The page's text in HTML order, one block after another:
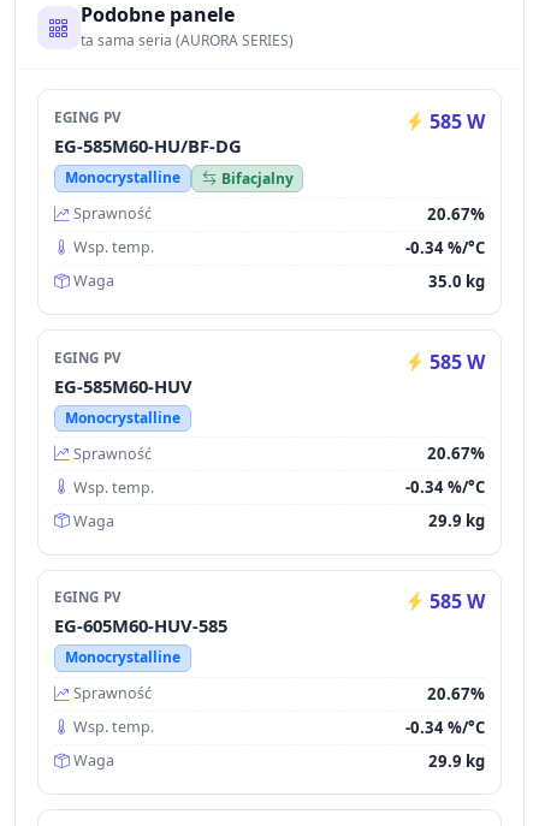
Podobne panele
ta sama seria (AURORA SERIES)
EGING PV 585 W
EG-585M60-HU/BF-DG
Monocrystalline
Bifacjalny
Sprawność
20.67%
Wsp. temp. -0.34 %/°C
Waga 35.0 kg
EGING PV 585 W
EG-585M60-HUV
Monocrystalline
Sprawność
20.67%
Wsp. temp. -0.34 %/°C
Waga 29.9 kg
EGING PV 585 W
EG-605M60-HUV-585
Monocrystalline
Sprawność
20.67%
Wsp. temp. -0.34 %/°C
Waga 29.9 kg